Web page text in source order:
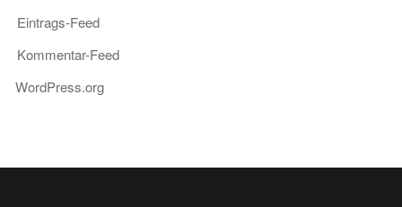
Eintrags-Feed
Kommentar-Feed
WordPress.org